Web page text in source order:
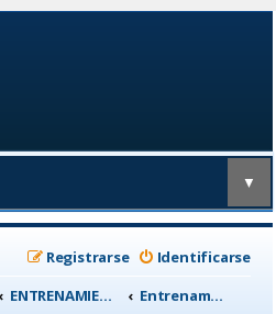
▼
Identificarse
Registrarse
ENTRENAMIENTO, medicina deportiva y nutrición Entrenamiento (Charla general)